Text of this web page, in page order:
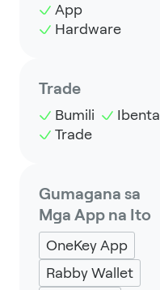
App
Hardware
Trade
Bumili
Ibenta
Trade
Gumagana sa
Mga App na Ito
OneKey App
Rabby Wallet